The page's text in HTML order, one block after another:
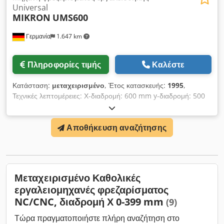
Γερμανία 1.647 km
Universal
MIKRON UMS600
Πληροφορίες τιμής Καλέστε
Κατάσταση: μεταχειρισμένο, Έτος κατασκευής: 1995,
Τεχνικές λεπτομέρειες: Χ-διαδρομή: 600 mm y-διαδρομή: 500
mm Csdpfow D Hhpex Aa Torf z-διαδρομή: 450 mm Βάρος
μηχανήματος περίπου: 3,5 τόνοι
Αποθήκευση αναζήτησης
Μεταχειρισμένο Καθολικές
εργαλειομηχανές φρεζαρίσματος
NC/CNC, διαδρομή Χ 0-399 mm (9)
Τώρα πραγματοποιήστε πλήρη αναζήτηση στο